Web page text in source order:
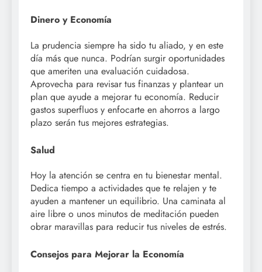
Dinero y Economía
La prudencia siempre ha sido tu aliado, y en este
día más que nunca. Podrían surgir oportunidades
que ameriten una evaluación cuidadosa.
Aprovecha para revisar tus finanzas y plantear un
plan que ayude a mejorar tu economía. Reducir
gastos superfluos y enfocarte en ahorros a largo
plazo serán tus mejores estrategias.
Salud
Hoy la atención se centra en tu bienestar mental.
Dedica tiempo a actividades que te relajen y te
ayuden a mantener un equilibrio. Una caminata al
aire libre o unos minutos de meditación pueden
obrar maravillas para reducir tus niveles de estrés.
Consejos para Mejorar la Economía